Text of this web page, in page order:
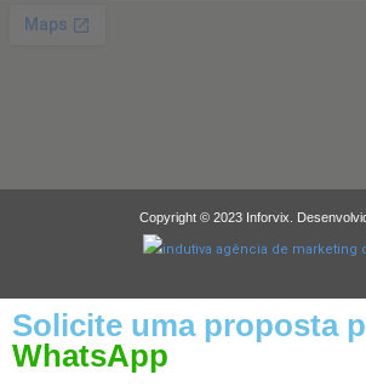
Copyright © 2023 Inforvix.
Solicite uma proposta
WhatsApp